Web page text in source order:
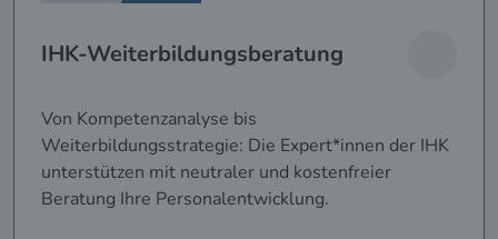
IHK-Weiterbildungsberatung
Von Kompetenzanalyse bis
Weiterbildungsstrategie: Die Expert*innen der IHK
unterstützen mit neutraler und kostenfreier
Beratung Ihre Personalentwicklung.